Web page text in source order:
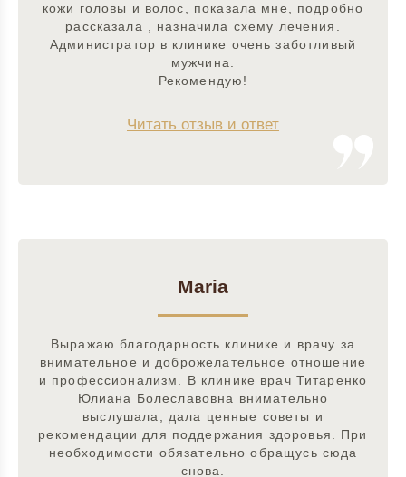
кожи головы и волос, показала мне, подробно
рассказала , назначила схему лечения.
Администратор в клинике очень заботливый
мужчина.
Рекомендую!
Читать отзыв и ответ
Maria
Выражаю благодарность клинике и врачу за
внимательное и доброжелательное отношение
и профессионализм. В клинике врач Титаренко
Юлиана Болеславовна внимательно
выслушала, дала ценные советы и
рекомендации для поддержания здоровья. При
необходимости обязательно обращусь сюда
снова.